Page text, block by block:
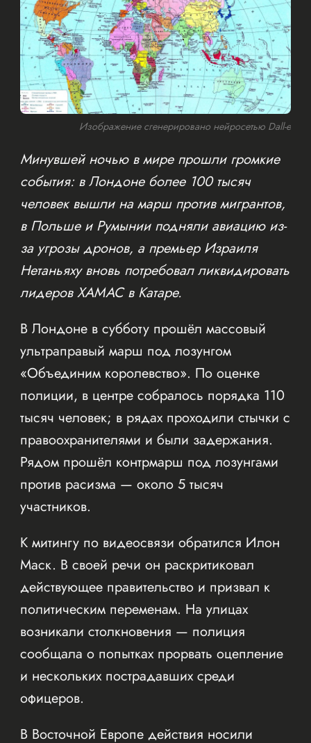
Изображение сгенерировано нейросетью Dall-e
Минувшей ночью в мире прошли громкие
события: в Лондоне более 100 тысяч
человек вышли на марш против мигрантов,
в Польше и Румынии подняли авиацию из-
за угрозы дронов, а премьер Израиля
Нетаньяху вновь потребовал ликвидировать
лидеров ХАМАС в Катаре.
В Лондоне в субботу прошёл массовый
ультраправый марш под лозунгом
«Объединим королевство». По оценке
полиции, в центре собралось порядка 110
тысяч человек; в рядах проходили стычки с
правоохранителями и были задержания.
Рядом прошёл контрмарш под лозунгами
против расизма — около 5 тысяч
участников.
К митингу по видеосвязи обратился Илон
Маск. В своей речи он раскритиковал
действующее правительство и призвал к
политическим переменам. На улицах
возникали столкновения — полиция
сообщала о попытках прорвать оцепление
и нескольких пострадавших среди
офицеров.
В Восточной Европе действия носили